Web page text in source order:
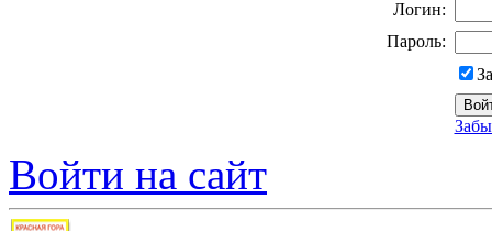
Логин:
Пароль:
Войти на сайт